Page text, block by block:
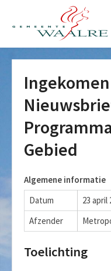
Gebied
Algemene informatie
Datum
23 april
Afzender
Toelichting